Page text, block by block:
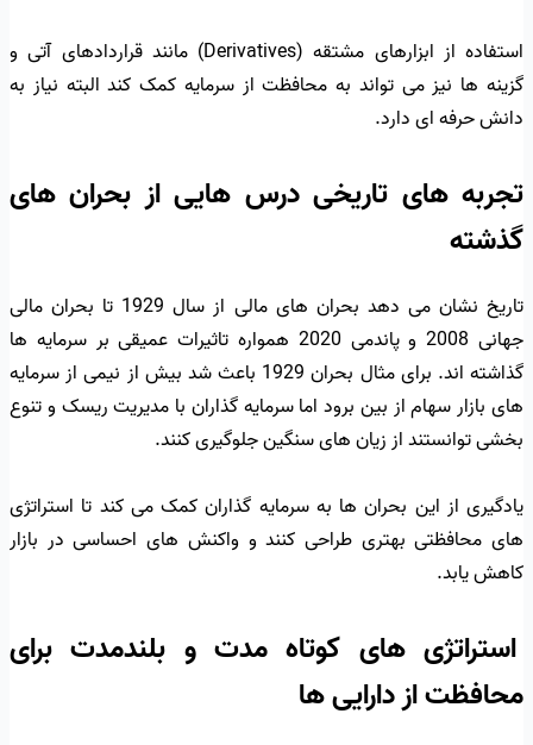
استفاده از ابزارهای مشتقه (Derivatives) مانند قراردادهای آتی و
گزینه ها نیز می تواند به محافظت از سرمایه کمک کند البته نیاز به
دانش حرفه ای دارد.
تجربه های تاریخی درس هایی از بحران های
گذشته
تاریخ نشان می دهد بحران های مالی از سال 1929 تا بحران مالی
جهانی 2008 و پاندمی 2020 همواره تاثیرات عمیقی بر سرمایه ها
گذاشته اند. برای مثال بحران 1929 باعث شد بیش از نیمی از سرمایه
های بازار سهام از بین برود اما سرمایه گذاران با مدیریت ریسک و تنوع
بخشی توانستند از زیان های سنگین جلوگیری کنند.
یادگیری از این بحران ها به سرمایه گذاران کمک می کند تا استراتژی
های محافظتی بهتری طراحی کنند و واکنش های احساسی در بازار
کاهش یابد.
استراتژی های کوتاه مدت و بلندمدت برای
محافظت از دارایی ها